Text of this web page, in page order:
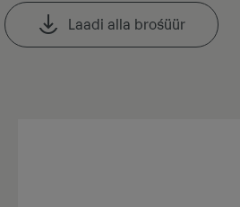
Laadi alla brośüür